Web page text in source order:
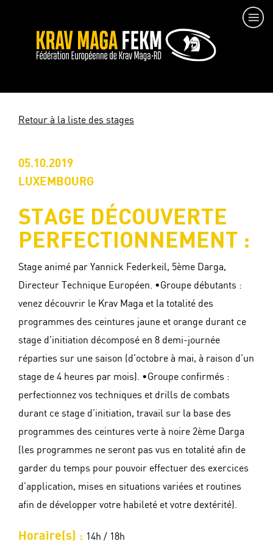
Retour à la liste des stages
05.10.2019
LUXEMBOURG
STAGE DÉCOUVERTE
PERFECTIONNEMENT :
Stage animé par Yannick Federkeil, 5ème Darga,
Directeur Technique Européen. •Groupe débutants :
venez découvrir le Krav Maga et la totalité des
programmes des ceintures jaune et orange durant ce
stage d’initiation décomposé en 8 demi-journée
réparties sur une saison (d’octobre à mai, à raison d’un
stage de 4 heures par mois). •Groupe confirmés :
perfectionnez vos techniques et drills de combats
durant ce stage d’initiation, travail sur la base des
programmes des ceintures verte à noire 2ème Darga
(les programmes ne seront pas vus en totalité afin de
garder du temps pour pouvoir effectuer des exercices
d’application, mises en situations variées et routines
afin de développer votre habileté et votre dextérité).
Horaire(s) : 14h / 18h